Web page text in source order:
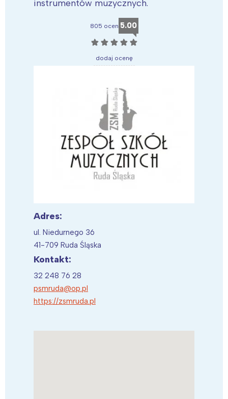
instrumentów muzycznych.
805 ocen 5.00
☆ ☆ ☆ ☆ ☆
dodaj ocenę
Adres:
ul. Niedurnego 36
41-709 Ruda Śląska
Kontakt:
32 248 76 28
psmruda@op.pl
https://zsmruda.pl
Interesują mnie wydarzenia z
tego regionu:
Warszawa
Łódź
Trójmiasto
Poznań